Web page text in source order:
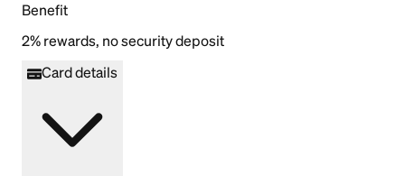
Benefit
2% rewards, no security deposit
Card details